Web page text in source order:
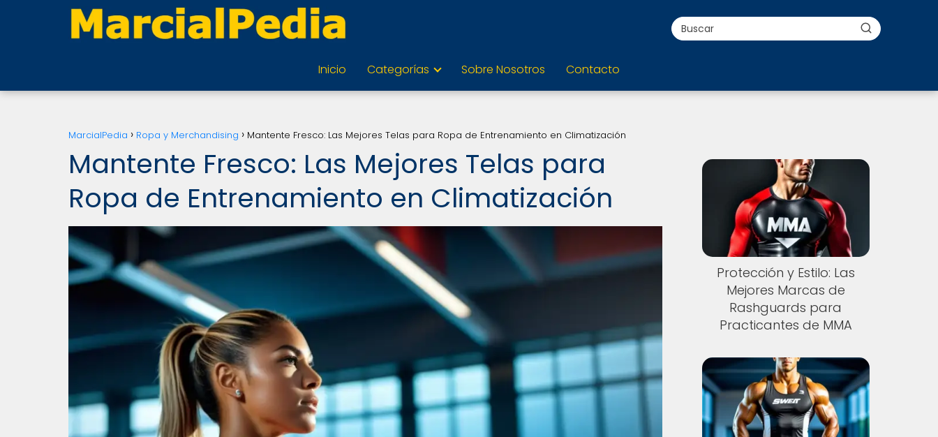
Inicio Categorías Sobre Nosotros Contacto
MarcialPedia Ropa y Merchandising Mantente Fresco: Las Mejores Telas para Ropa de Entrenamiento en Climatización
Mantente Fresco: Las Mejores Telas para
Ropa de Entrenamiento en Climatización
Protección y Estilo: Las
Mejores Marcas de
Rashguards para
Practicantes de MMA